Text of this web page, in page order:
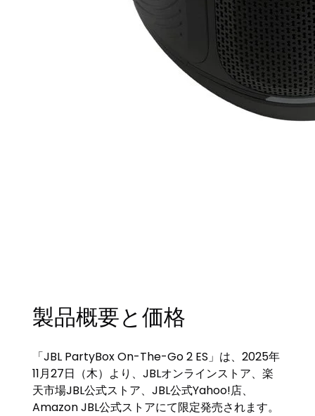
製品概要と価格
「JBL PartyBox On-The-Go 2 ES」は、2025年
11月27日（木）より、JBLオンラインストア、楽
天市場JBL公式ストア、JBL公式Yahoo!店、
Amazon JBL公式ストアにて限定発売されます。